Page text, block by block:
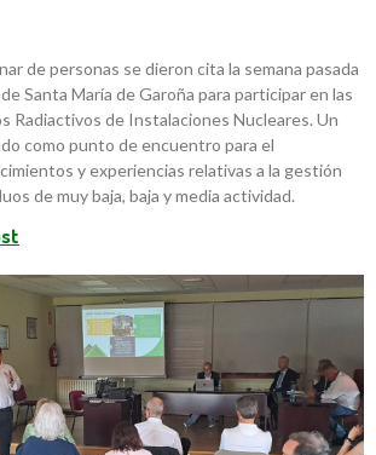
de personas se dieron cita la semana pasada
Santa María de Garoña para participar en las
Radiactivos de Instalaciones Nucleares. Un
como punto de encuentro para el
y experiencias relativas a la gestión
de muy baja, baja y media actividad.